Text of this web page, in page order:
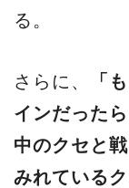
る。
さらに、
「
インだったら
中のクセと
みれている